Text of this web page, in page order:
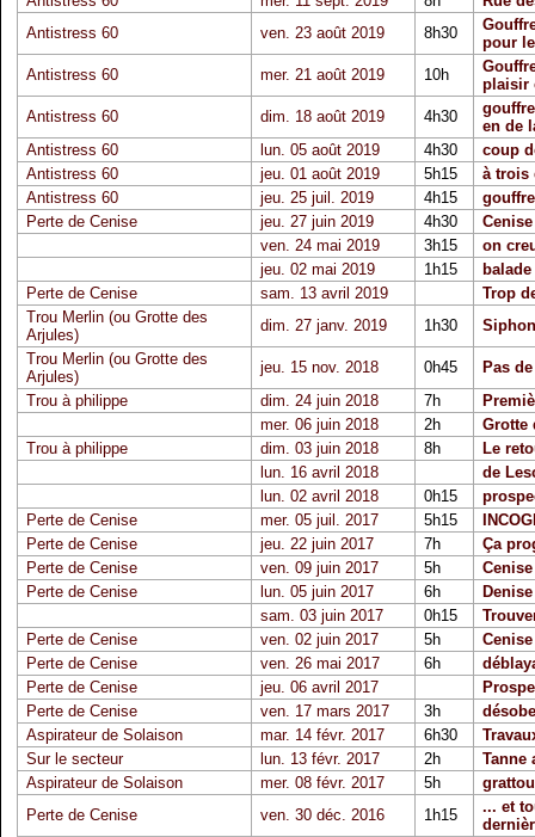
Antistress 60
ven. 23 août 2019 8h30
pour
Antistress 60
mer. 21 août 2019 10h
plaisir
Antistress 60
dim. 18 août 2019 4h30
en de
Antistress 60
lun. 05 août 2019 4h30
coup
Antistress 60
jeu. 01 août 2019 5h15
à trois
Antistress 60
jeu. 25 juil. 2019 4h15
Perte de Cenise
jeu. 27 juin 2019 4h30
ven. 24 mai 2019
3h15
on
jeu. 02 mai 2019
1h15
Perte de Cenise
sam. 13 avril 2019
Trop
Trou Merlin (ou Grotte des
Arjules)
dim. 27 janv. 2019 1h30
Trou Merlin (ou Grotte des
Arjules)
jeu. 15 nov. 2018 0h45
Pas
Trou à philippe
dim. 24 juin 2018 7h
mer. 06 juin 2018
2h
Grotte
Trou à philippe
dim. 03 juin 2018 8h
Le
lun. 16 avril 2018
de
lun. 02 avril 2018
0h15
Perte de Cenise
mer. 05 juil. 2017 5h15
Perte de Cenise
jeu. 22 juin 2017 7h
Ça
Perte de Cenise
ven. 09 juin 2017 5h
Perte de Cenise
lun. 05 juin 2017 6h
sam. 03 juin 2017
0h15
Perte de Cenise
ven. 02 juin 2017 5h
Perte de Cenise
ven. 26 mai 2017 6h
Perte de Cenise
jeu. 06 avril 2017
Perte de Cenise
ven. 17 mars 2017 3h
Aspirateur de Solaison
mar. 14 févr. 2017 6h30
Sur le secteur
lun. 13 févr. 2017 2h
Tanne
Aspirateur de Solaison
mer. 08 févr. 2017 5h
Perte de Cenise
ven. 30 déc. 2016 1h15
... et